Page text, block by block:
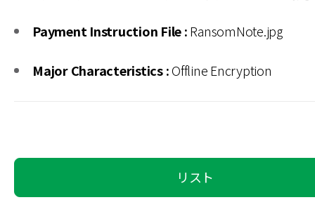
Payment Instruction File :RansomNote.jpg
Major Characteristics :Offline Encryption
リスト